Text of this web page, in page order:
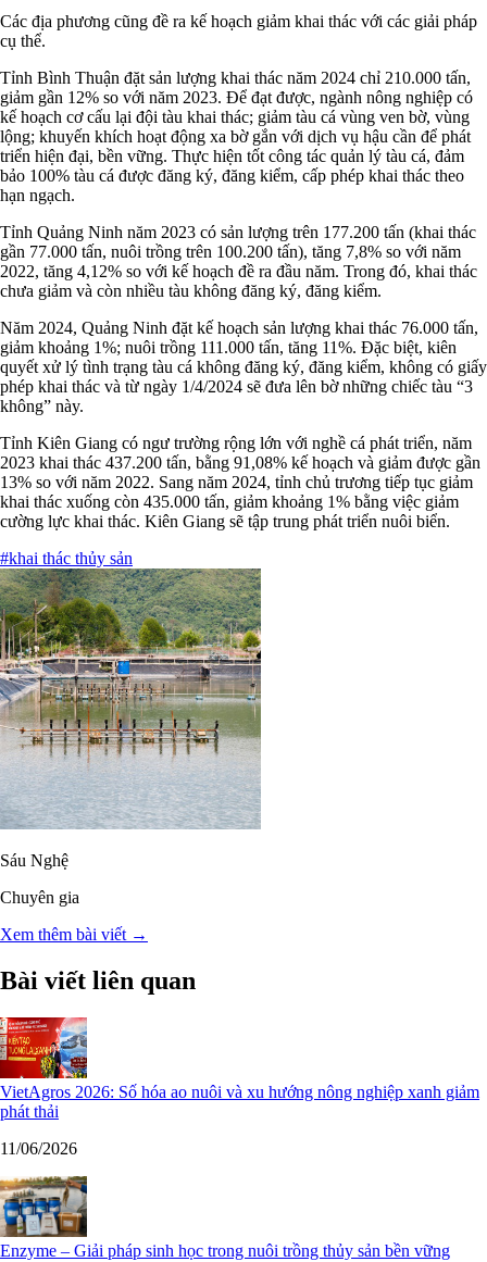
Các địa phương cũng đề ra kế hoạch giảm khai thác với các giải pháp
cụ thể.
Tỉnh Bình Thuận đặt sản lượng khai thác năm 2024 chỉ 210.000 tấn,
giảm gần 12% so với năm 2023. Để đạt được, ngành nông nghiệp có
kế hoạch cơ cấu lại đội tàu khai thác; giảm tàu cá vùng ven bờ, vùng
lộng; khuyến khích hoạt động xa bờ gắn với dịch vụ hậu cần để phát
triển hiện đại, bền vững. Thực hiện tốt công tác quản lý tàu cá, đảm
bảo 100% tàu cá được đăng ký, đăng kiểm, cấp phép khai thác theo
hạn ngạch.
Tỉnh Quảng Ninh năm 2023 có sản lượng trên 177.200 tấn (khai thác
gần 77.000 tấn, nuôi trồng trên 100.200 tấn), tăng 7,8% so với năm
2022, tăng 4,12% so với kế hoạch đề ra đầu năm. Trong đó, khai thác
chưa giảm và còn nhiều tàu không đăng ký, đăng kiểm.
Năm 2024, Quảng Ninh đặt kế hoạch sản lượng khai thác 76.000 tấn,
giảm khoảng 1%; nuôi trồng 111.000 tấn, tăng 11%. Đặc biệt, kiên
quyết xử lý tình trạng tàu cá không đăng ký, đăng kiểm, không có giấy
phép khai thác và từ ngày 1/4/2024 sẽ đưa lên bờ những chiếc tàu “3
không” này.
Tỉnh Kiên Giang có ngư trường rộng lớn với nghề cá phát triển, năm
2023 khai thác 437.200 tấn, bằng 91,08% kế hoạch và giảm được gần
13% so với năm 2022. Sang năm 2024, tỉnh chủ trương tiếp tục giảm
khai thác xuống còn 435.000 tấn, giảm khoảng 1% bằng việc giảm
cường lực khai thác. Kiên Giang sẽ tập trung phát triển nuôi biển.
#khai thác thủy sản
Sáu Nghệ
Chuyên gia
Xem thêm bài viết →
Bài viết liên quan
VietAgros 2026: Số hóa ao nuôi và xu hướng nông nghiệp xanh giảm
phát thải
11/06/2026
Enzyme – Giải pháp sinh học trong nuôi trồng thủy sản bền vững